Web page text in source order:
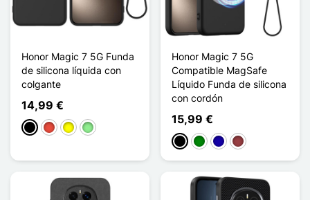
Honor Magic 7 5G Funda
de silicona líquida con
colgante
14,99 €
NegroRojoAmarilloVerde claro
Honor Magic 7 5G
Compatible MagSafe
Líquido Funda de silicona
con cordón
15,99 €
NegroVerdeAzul oscuro
Rojo oscuro